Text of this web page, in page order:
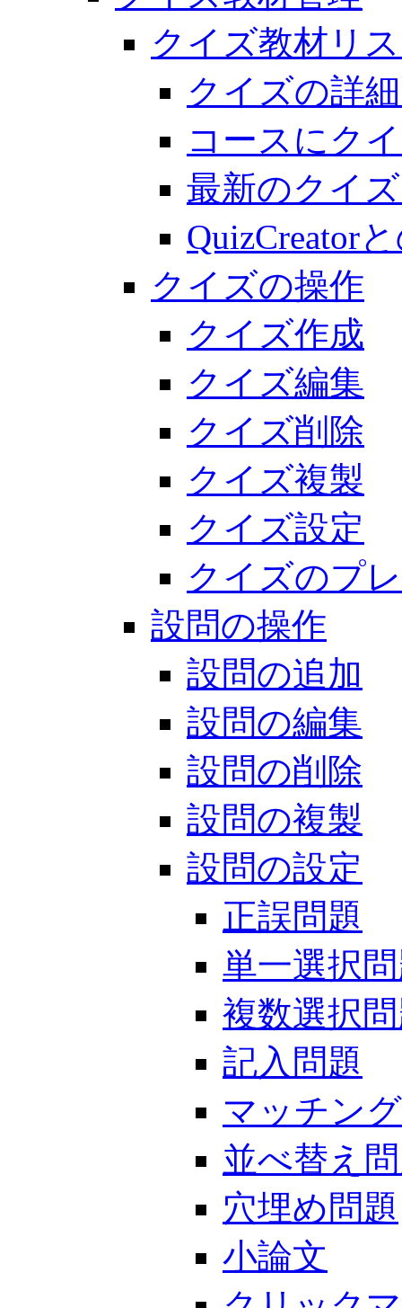
クイズ教材リ
クイズの詳
コースにク
最新のクイ
QuizCreator
クイズの操作
クイズ作成
クイズ編集
クイズ削除
クイズ複製
クイズ設定
クイズのプ
設問の操作
設問の追加
設問の編集
設問の削除
設問の複製
設問の設定
正誤問題
単一選択
複数選択
記入問題
マッチン
並べ替え
穴埋め問題
小論文